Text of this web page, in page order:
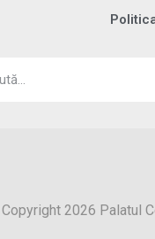
Copyright 2026 Palatul